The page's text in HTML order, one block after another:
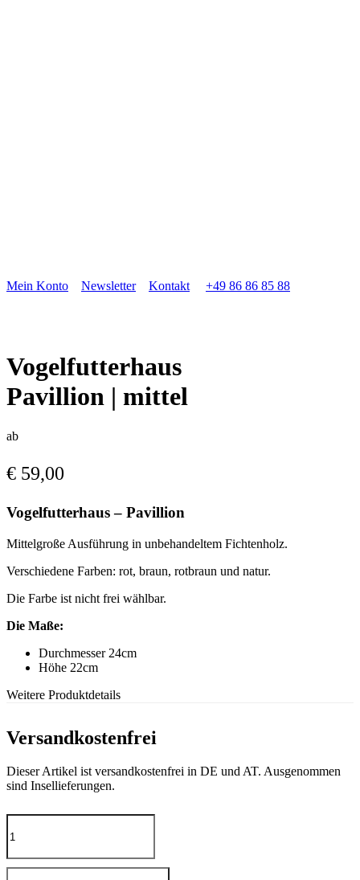
Mein Konto Newsletter Kontakt +49 86 86 85 88
Vogelfutterhaus
Pavillion | mittel
ab
€ 59,00
Vogelfutterhaus – Pavillion
Mittelgroße Ausführung in unbehandeltem Fichtenholz.
Verschiedene Farben: rot, braun, rotbraun und natur.
Die Farbe ist nicht frei wählbar.
Die Maße:
Durchmesser 24cm
Höhe 22cm
Weitere Produktdetails
Versandkostenfrei
Dieser Artikel ist versandkostenfrei in DE und AT. Ausgenommen
sind Insellieferungen.
Vogelfutterhaus
mittel
Menge